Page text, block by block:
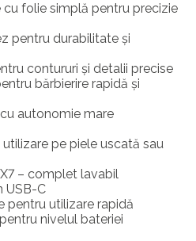
cu folie simplă pentru precizie
pentru durabilitate și
contururi și detalii precise
bărbierire rapidă și
autonomie mare
utilizare pe piele uscată sau
– complet lavabil
USB-C
pentru utilizare rapidă
nivelul bateriei